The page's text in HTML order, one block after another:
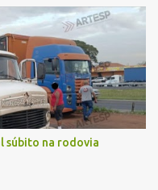
súbito na rodovia